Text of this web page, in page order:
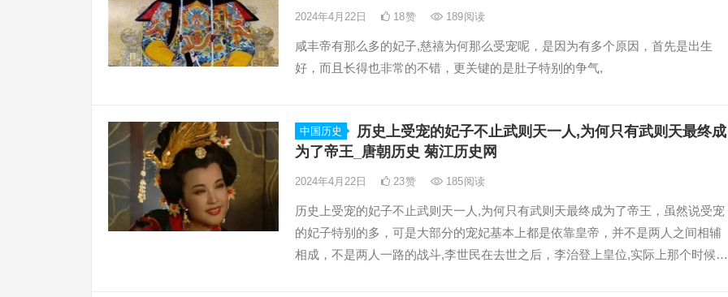
2024年4月22日 18赞 189阅读
咸丰帝有那么多的妃子,慈禧为何那么受宠呢，是因为有多个原因，首先是出生
好，而且长得也非常的不错，更关键的是肚子特别的争气,
中国历史
历史上受宠的妃子不止武则天一人,为何只有武则天最终成
为了帝王_唐朝历史 菊江历史网
2024年4月22日 23赞 185阅读
历史上受宠的妃子不止武则天一人,为何只有武则天最终成为了帝王，虽然说受宠
的妃子特别的多，可是大部分的宠妃基本上都是依靠皇帝，并不是两人之间相辅
相成，不是两人一路的战斗,李世民在去世之后，李治登上皇位,实际上那个时候朝